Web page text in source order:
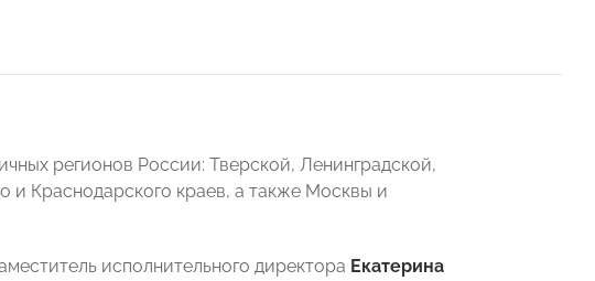
регионов России: Тверской, Ленинградской,
и Краснодарского краев, а также Москвы и
исполнительного директора Екатерина